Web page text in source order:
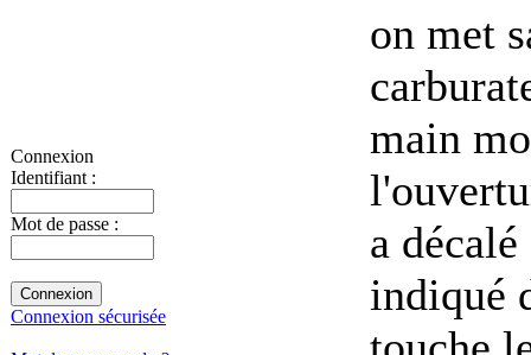
Connexion
Identifiant :
Mot de passe :
Connexion sécurisée
on met
main
a
indiqué